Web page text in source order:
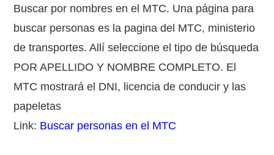
Buscar por nombres en el MTC. Una página para
buscar personas es la pagina del MTC, ministerio
de transportes. Allí seleccione el tipo de búsqueda
POR APELLIDO Y NOMBRE COMPLETO. El
MTC mostrará el DNI, licencia de conducir y las
papeletas
Link: Buscar personas en el MTC